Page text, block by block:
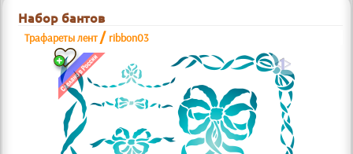
Набор бантов
Трафареты лент / ribbon03
a